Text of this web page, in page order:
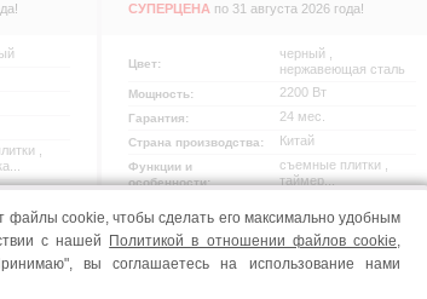
,
2
СУПЕРЦЕНА по 31 августа 2026 года!
Цвет:
черный ,
нержавеющая сталь
Мощность: 2200 Вт
Гарантия: 24 мес.
Страна производства: Китай
Функции и
особенности:
съемные плитки ,
таймер...
сегодня
файлы cookie, чтобы сделать его максимально удобным
с нашей
Политикой в отношении файлов cookie,
вы соглашаетесь на использование нами